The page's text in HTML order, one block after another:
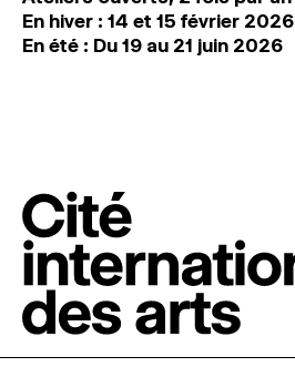
En hiver : 14 et 15 février 2026
En été : Du 19 au 21 juin 2026